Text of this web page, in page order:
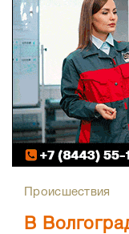
Происшествия
В